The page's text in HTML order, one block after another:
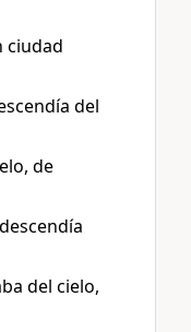
ciudad
del
de
del cielo,